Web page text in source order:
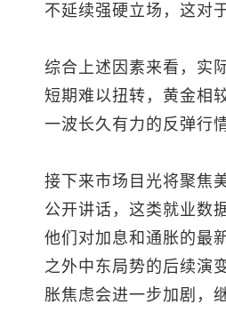
不延续强硬立场，这对
综合上述因素来看，实
短期难以扭转，黄金相
一波长久有力的反弹行
接下来市场目光将聚焦
公开讲话，这类就业数
他们对加息和通胀的最
之外中东局势的后续演
胀焦虑会进一步加剧，